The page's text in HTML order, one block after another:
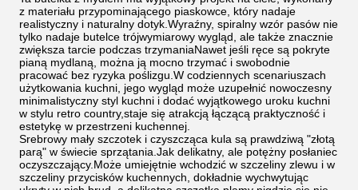
z materiału przypominającego piaskowce, który nadaje
realistyczny i naturalny dotyk.Wyraźny, spiralny wzór pasów nie
tylko nadaje butelce trójwymiarowy wygląd, ale także znacznie
zwiększa tarcie podczas trzymaniaNawet jeśli ręce są pokryte
pianą mydlaną, można ją mocno trzymać i swobodnie
pracować bez ryzyka poślizgu.W codziennych scenariuszach
użytkowania kuchni, jego wygląd może uzupełnić nowoczesny
minimalistyczny styl kuchni i dodać wyjątkowego uroku kuchni
w stylu retro country,staje się atrakcją łączącą praktyczność i
estetykę w przestrzeni kuchennej.
Srebrowy mały szczotek i czyszcząca kula są prawdziwą "złotą
parą" w świecie sprzątania.Jak delikatny, ale potężny posłaniec
oczyszczający.Może umiejętnie wchodzić w szczeliny zlewu i w
szczeliny przycisków kuchennych, dokładnie wychwytując